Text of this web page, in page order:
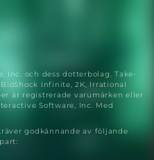
Inc. och dess dotterbolag. Take-
Infinite, 2K, Irrational
är registrerade varumärken eller
Software, Inc. Med
godkännande av följande